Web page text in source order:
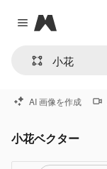
Close menu
Magnific
AI 画像を作成
小花ベクター